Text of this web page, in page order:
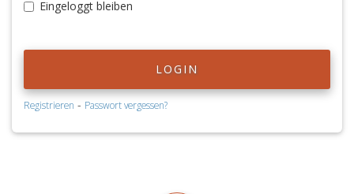
Eingeloggt bleiben
LOGIN
Registrieren - Passwort vergessen?